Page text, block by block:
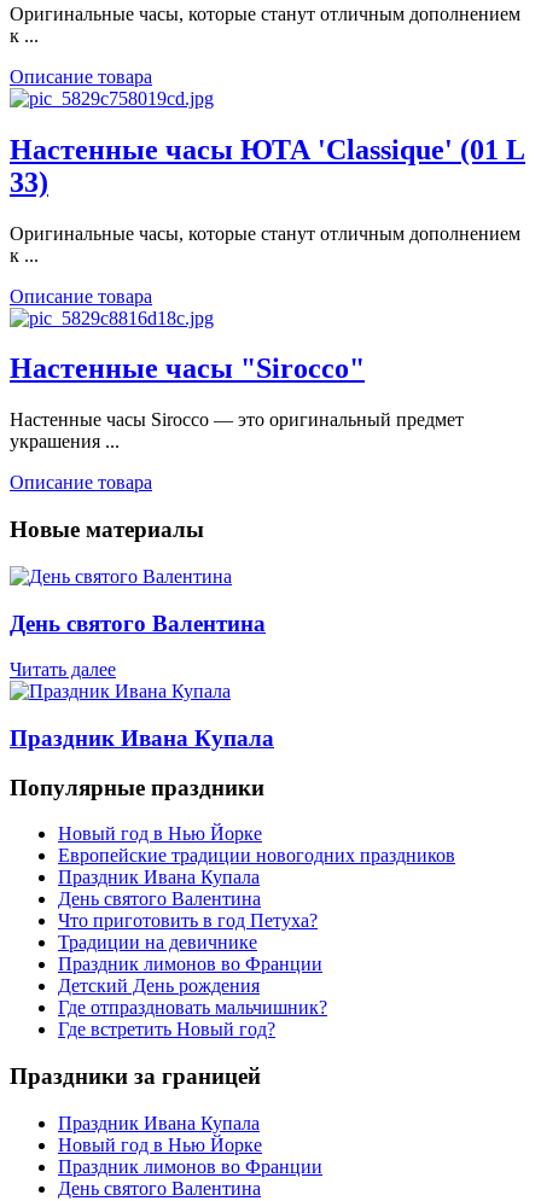
Оригинальные часы, которые станут отличным дополнением
к ...
Описание товара
Настенные часы ЮТА 'Classique' (01 L
33)
Оригинальные часы, которые станут отличным дополнением
к ...
Описание товара
Настенные часы "Sirocco"
Настенные часы Sirocco — это оригинальный предмет
украшения ...
Описание товара
Новые материалы
День святого Валентина
Читать далее
Праздник Ивана Купала
Популярные праздники
Новый год в Нью Йорке
Европейские традиции новогодних праздников
Праздник Ивана Купала
День святого Валентина
Что приготовить в год Петуха?
Традиции на девичнике
Праздник лимонов во Франции
Детский День рождения
Где отпраздновать мальчишник?
Где встретить Новый год?
Праздники за границей
Праздник Ивана Купала
Новый год в Нью Йорке
Праздник лимонов во Франции
День святого Валентина